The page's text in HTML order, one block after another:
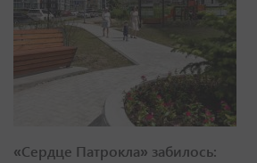
«Сердце Патрокла» забилось: